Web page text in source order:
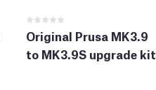
Original Prusa MK3.9
to MK3.9S upgrade kit